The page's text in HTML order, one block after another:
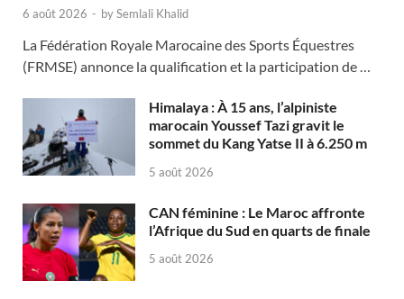
6 août 2026 - bySemlali Khalid
La Fédération Royale Marocaine des Sports Équestres
(FRMSE) annonce la qualification et la participation de …
Himalaya : À 15 ans, l’alpiniste
marocain Youssef Tazi gravit le
sommet du Kang Yatse II à 6.250 m
5 août 2026
CAN féminine : Le Maroc affronte
l’Afrique du Sud en quarts de finale
5 août 2026